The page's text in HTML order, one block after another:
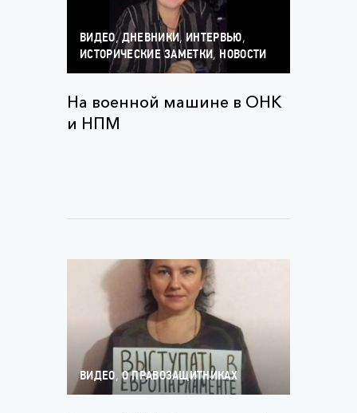
ВИДЕО,ДНЕВНИКИ,ИНТЕРВЬЮ,
ИСТОРИЧЕСКИЕ ЗАМЕТКИ,НОВОСТИ
На военной машине в ОНК
и НПМ
ВИДЕО,О ПРАВОЗАЩИТНИКАХ